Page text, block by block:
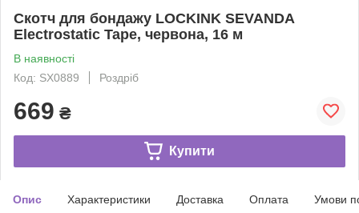
Скотч для бондажу LOCKINK SEVANDA
Electrostatic Tape, червона, 16 м
В наявності
Код: SX0889
Роздріб
669 ₴
Купити
Опис Характеристики Доставка Оплата Умови